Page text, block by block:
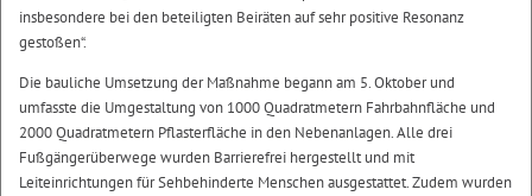
insbesondere bei den beteiligten Beiräten auf sehr positive Resonanz
gestoßen“.
Die bauliche Umsetzung der Maßnahme begann am 5. Oktober und
umfasste die Umgestaltung von 1000 Quadratmetern Fahrbahnfläche und
2000 Quadratmetern Pflasterfläche in den Nebenanlagen. Alle drei
Fußgängerüberwege wurden Barrierefrei hergestellt und mit
Leiteinrichtungen für Sehbehinderte Menschen ausgestattet. Zudem wurden